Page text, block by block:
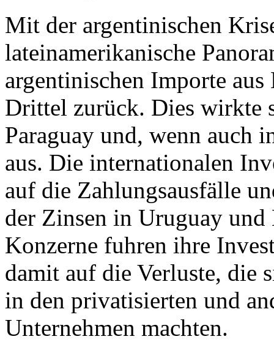
Mit der argentinischen
lateinamerikanische
argentinischen Importe
Drittel zurück. Dies wirkte
Paraguay und, wenn auch
aus. Die internationalen
auf die Zahlungsausfälle
der Zinsen in Uruguay
Konzerne fuhren ihre
damit auf die Verluste, die
in den privatisierten und
Unternehmen machten.